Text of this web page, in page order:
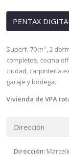
PENTAX
Superf. 70 m2, 2
completos, cocina
ciudad, carpintería
garaje y bodega.
Vivienda de VPA
Dirección
Dirección: